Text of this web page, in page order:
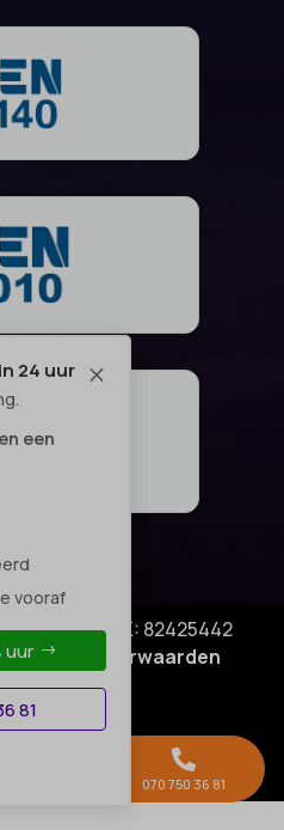
M
24 uur
een
vooraf
uur
81
- KVK: 82425442
voorwaarden
–

070 750 36 81